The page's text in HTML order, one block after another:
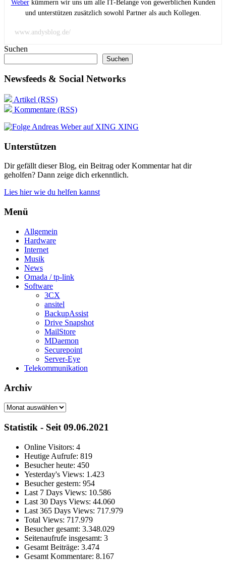
Weberkümmern wir uns um alle IT-Belange von gewerblichen Kunden
und unterstützen zusätzlich sowohl Partner als auch Kollegen.
www.andysblog.de/
Suchen
Suchen
Newsfeeds & Social Networks
Artikel (RSS)
Kommentare (RSS)
XING
Unterstützen
Dir gefällt dieser Blog, ein Beitrag oder Kommentar hat dir
geholfen? Dann zeige dich erkenntlich.
Lies hier wie du helfen kannst
Menü
Allgemein
Hardware
Internet
Musik
News
Omada / tp-link
Software
3CX
ansitel
BackupAssist
Drive Snapshot
MailStore
MDaemon
Securepoint
Server-Eye
Telekommunikation
Archiv
Archiv
Statistik - Seit 09.06.2021
Online Visitors: 4
Heutige Aufrufe: 819
Besucher heute: 450
Yesterday's Views: 1.423
Besucher gestern: 954
Last 7 Days Views: 10.586
Last 30 Days Views: 44.060
Last 365 Days Views: 717.979
Total Views: 717.979
Besucher gesamt: 3.348.029
Seitenaufrufe insgesamt: 3
Gesamt Beiträge: 3.474
Gesamt Kommentare: 8.167